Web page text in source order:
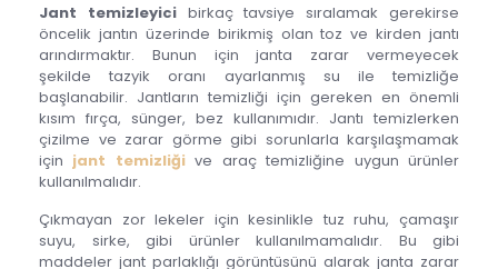
Jant temizleyicibirkaç tavsiye sıralamak gerekirse
öncelik jantın üzerinde birikmiş olan toz ve kirden jantı
arındırmaktır. Bunun için janta zarar vermeyecek
şekilde tazyik oranı ayarlanmış su ile temizliğe
başlanabilir. Jantların temizliği için gereken en önemli
kısım fırça, sünger, bez kullanımıdır. Jantı temizlerken
çizilme ve zarar görme gibi sorunlarla karşılaşmamak
için jant temizliğive araç temizliğine uygun ürünler
kullanılmalıdır.
Çıkmayan zor lekeler için kesinlikle tuz ruhu, çamaşır
suyu, sirke, gibi ürünler kullanılmamalıdır. Bu gibi
maddeler jant parlaklığı görüntüsünü alarak janta zarar